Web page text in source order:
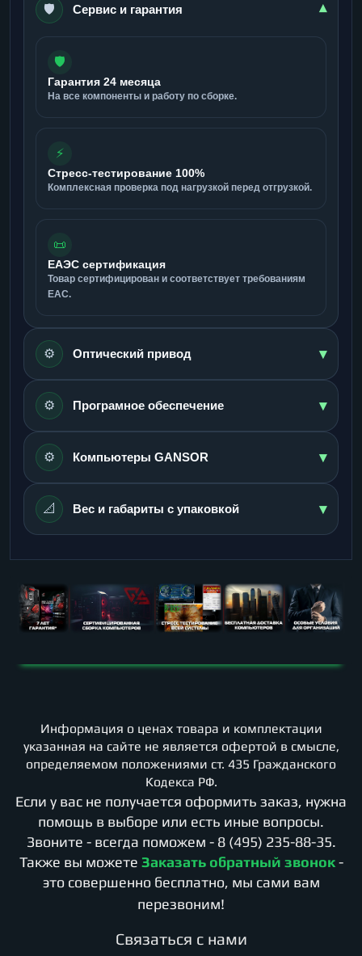
🛡️ Сервис и гарантия ▾
🛡️
Гарантия 24 месяца
На все компоненты и работу по сборке.
⚡
Стресс-тестирование 100%
Комплексная проверка под нагрузкой перед отгрузкой.
📜
ЕАЭС сертификация
Товар сертифицирован и соответствует требованиям
ЕАС.
⚙️ Оптический привод ▾
⚙️ Програмное обеспечение ▾
⚙️ Компьютеры GANSOR ▾
📐 Вес и габариты с упаковкой ▾
Информация о ценах товара и комплектации
указанная на сайте не является офертой в смысле,
определяемом положениями ст. 435 Гражданского
Кодекса РФ.
Если у вас не получается оформить заказ, нужна
помощь в выборе или есть иные вопросы.
Звоните - всегда поможем - 8 (495) 235-88-35.
Также вы можете Заказать обратный звонок -
это совершенно бесплатно, мы сами вам
перезвоним!
Cвязаться с нами